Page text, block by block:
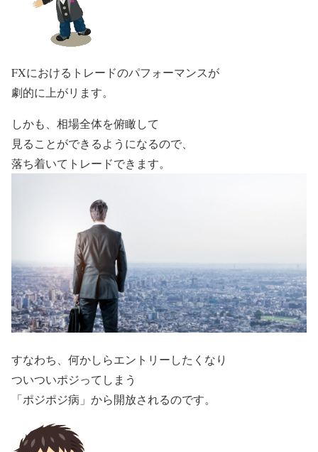
FXにおけるトレードのパフォーマンスが
劇的に上がリます。
しかも、相場全体を俯瞰して
見ることができるようになるので、
落ち着いてトレードできます。
すなわち、何かしらエントリーしたくなり
ついついポジってしまう
「ポジポジ病」から開放されるのです。